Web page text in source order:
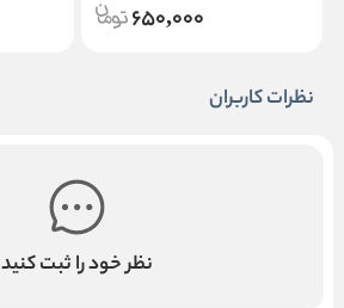
650,000
نظرات کاربران
نظر خود را ثبت کنید